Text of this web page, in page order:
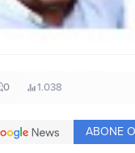
0 1.038
ABONE